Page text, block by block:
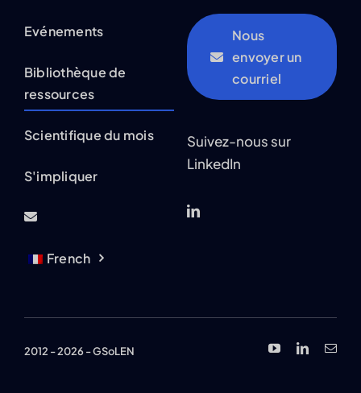
Evénements
Bibliothèque de
ressources
Scientifique du mois
S'impliquer
French
Nous
envoyer un
courriel
Suivez-nous sur
LinkedIn
2012 - 2026 - GSoLEN